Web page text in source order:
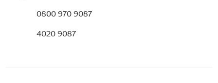
0800 970 9087
4020 9087